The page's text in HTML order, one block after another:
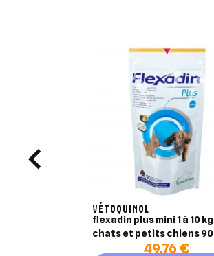
VÉTOQUINOL
flexadin plus mini 1 à 10 kg
chats et petits chiens 90
49,76 €